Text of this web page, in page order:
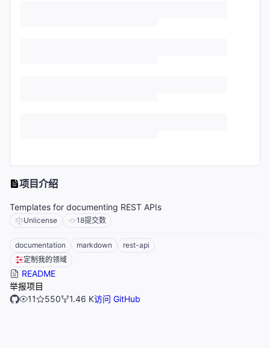
项目介绍
Templates for documenting REST APIs
Unlicense 18提交数
documentation markdown
rest-api
定制我的领域
README
举报项目
11
550 1.46 K访问 GitHub